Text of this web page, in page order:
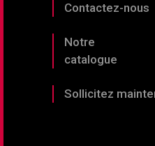
Contactez-nous
Notre
catalogue
Sollicitez